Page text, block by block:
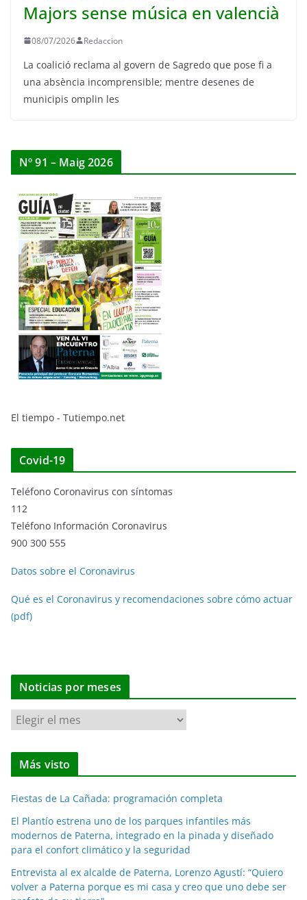
Majors sense música en valencià
08/07/2026 Redaccion
La coalició reclama al govern de Sagredo que pose fi a
una absència incomprensible; mentre desenes de
municipis omplin les
Nº 91 – Maig 2026
El tiempo - Tutiempo.net
Covid-19
Teléfono Coronavirus con síntomas
112
Teléfono Información Coronavirus
900 300 555
Datos sobre el Coronavirus
Qué es el Coronavirus y recomendaciones sobre cómo actuar
(pdf)
Noticias por meses
N
t
i
a
s
p
o
r
Más visto
Fiestas de La Cañada: programación completa
El Plantío estrena uno de los parques infantiles más
modernos de Paterna, integrado en la pinada y diseñado
para el confort climático y la seguridad
Entrevista al ex alcalde de Paterna, Lorenzo Agustí: “Quiero
volver a Paterna porque es mi casa y creo que uno debe ser